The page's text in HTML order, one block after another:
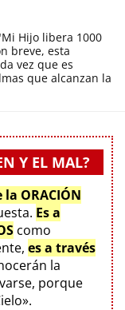
Hijo libera 1000
breve, esta
vez que es
que alcanzan la
Y EL MAL?
la ORACIÓN
Es a
como
es a través
la
porque